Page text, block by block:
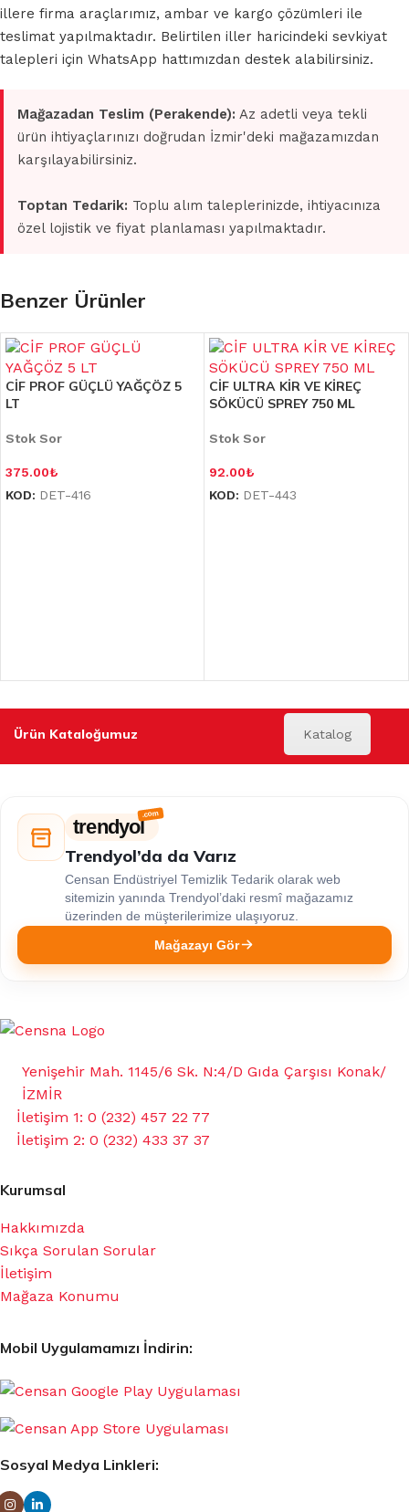
illere firma araçlarımız, ambar ve kargo çözümleri ile
teslimat yapılmaktadır. Belirtilen iller haricindeki sevkiyat
talepleri için WhatsApp hattımızdan destek alabilirsiniz.
Mağazadan Teslim (Perakende): Az adetli veya tekli
ürün ihtiyaçlarınızı doğrudan İzmir'deki mağazamızdan
karşılayabilirsiniz.
Toptan Tedarik: Toplu alım taleplerinizde, ihtiyacınıza
özel lojistik ve fiyat planlaması yapılmaktadır.
Benzer Ürünler
CİF PROF GÜÇLÜ YAĞÇÖZ 5
LT
Stok Sor
375.00₺
KOD: DET-416
CİF ULTRA KİR VE KİREÇ
SÖKÜCÜ SPREY 750 ML
Stok Sor
92.00₺
KOD: DET-443
Ürün Kataloğumuz Katalog
trendyol
Trendyol’da da Varız
Censan Endüstriyel Temizlik Tedarik olarak web
sitemizin yanında Trendyol’daki resmî mağazamız
üzerinden de müşterilerimize ulaşıyoruz.
Mağazayı Gör
Yenişehir Mah. 1145/6 Sk. N:4/D Gıda Çarşısı Konak/
İZMİR
İletişim 1: 0 (232) 457 22 77
İletişim 2: 0 (232) 433 37 37
Kurumsal
Hakkımızda
Sıkça Sorulan Sorular
İletişim
Mağaza Konumu
Mobil Uygulamamızı İndirin:
Sosyal Medya Linkleri: